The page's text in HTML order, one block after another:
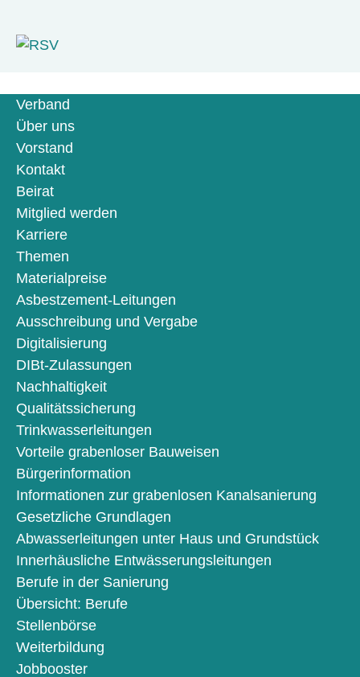
Verband
Über uns
Vorstand
Kontakt
Beirat
Mitglied werden
Karriere
Themen
Materialpreise
Asbestzement-Leitungen
Ausschreibung und Vergabe
Digitalisierung
DIBt-Zulassungen
Nachhaltigkeit
Qualitätssicherung
Trinkwasserleitungen
Vorteile grabenloser Bauweisen
Bürgerinformation
Informationen zur grabenlosen Kanalsanierung
Gesetzliche Grundlagen
Abwasserleitungen unter Haus und Grundstück
Innerhäusliche Entwässerungsleitungen
Berufe in der Sanierung
Übersicht: Berufe
Stellenbörse
Weiterbildung
Jobbooster